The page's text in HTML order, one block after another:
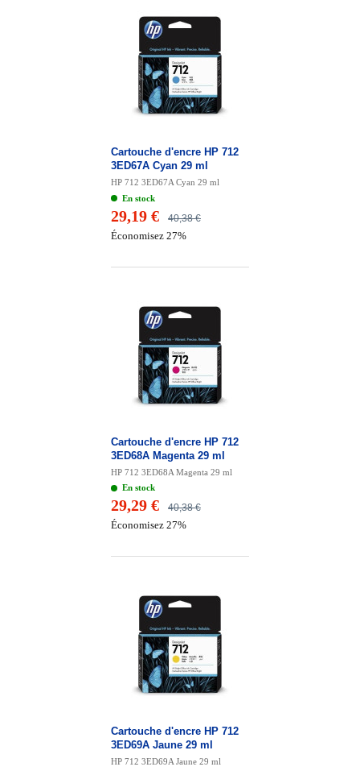
Cartouche d'encre HP 712
3ED67A Cyan 29 ml
HP 712 3ED67A Cyan 29 ml
En stock
40,38 €
29,19 €
Économisez 27%
Cartouche d'encre HP 712
3ED68A Magenta 29 ml
HP 712 3ED68A Magenta 29 ml
En stock
40,38 €
29,29 €
Économisez 27%
Cartouche d'encre HP 712
3ED69A Jaune 29 ml
HP 712 3ED69A Jaune 29 ml